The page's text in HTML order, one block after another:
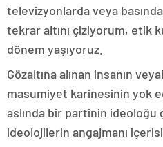
televizyonlarda veya
tekrar altını çiziyorum, etik
dönem yaşıyoruz.
Gözaltına alınan insanın
masumiyet karinesinin yok
aslında bir partinin ideoloğu
ideolojilerin angajmanı